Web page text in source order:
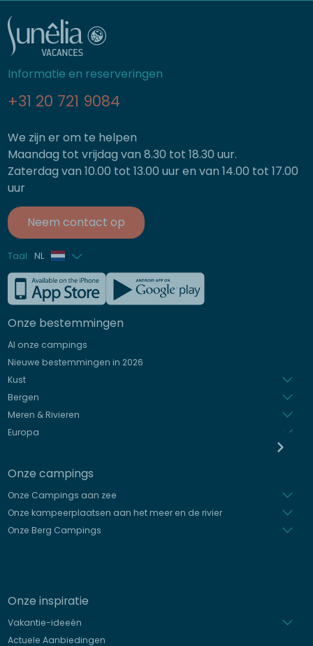
Informatie en reserveringen
+31 20 721 9084
We zijn er om te helpen
Maandag tot vrijdag van 8.30 tot 18.30 uur.
Zaterdag van 10.00 tot 13.00 uur en van 14.00 tot 17.00
uur
Neem contact op
Taal NL
Frans
Engels
Duits
Italiaans
Onze bestemmingen
Al onze campings
Nieuwe bestemmingen in 2026
Kust
Bergen
Meren & Rivieren
Europa
Onze campings
Onze Campings aan zee
Onze kampeerplaatsen aan het meer en de rivier
Onze Berg Campings
Onze inspiratie
Vakantie-ideeën
Actuele Aanbiedingen